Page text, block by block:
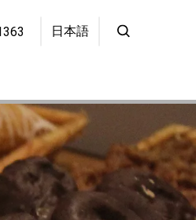
日本語